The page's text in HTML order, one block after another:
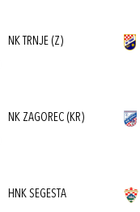
NK TRNJE (Z)
NK ZAGOREC (KR)
HNK SEGESTA